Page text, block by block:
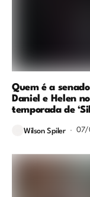
Quem é a
Daniel e Helen
temporada de
Wilson Spiler 07/